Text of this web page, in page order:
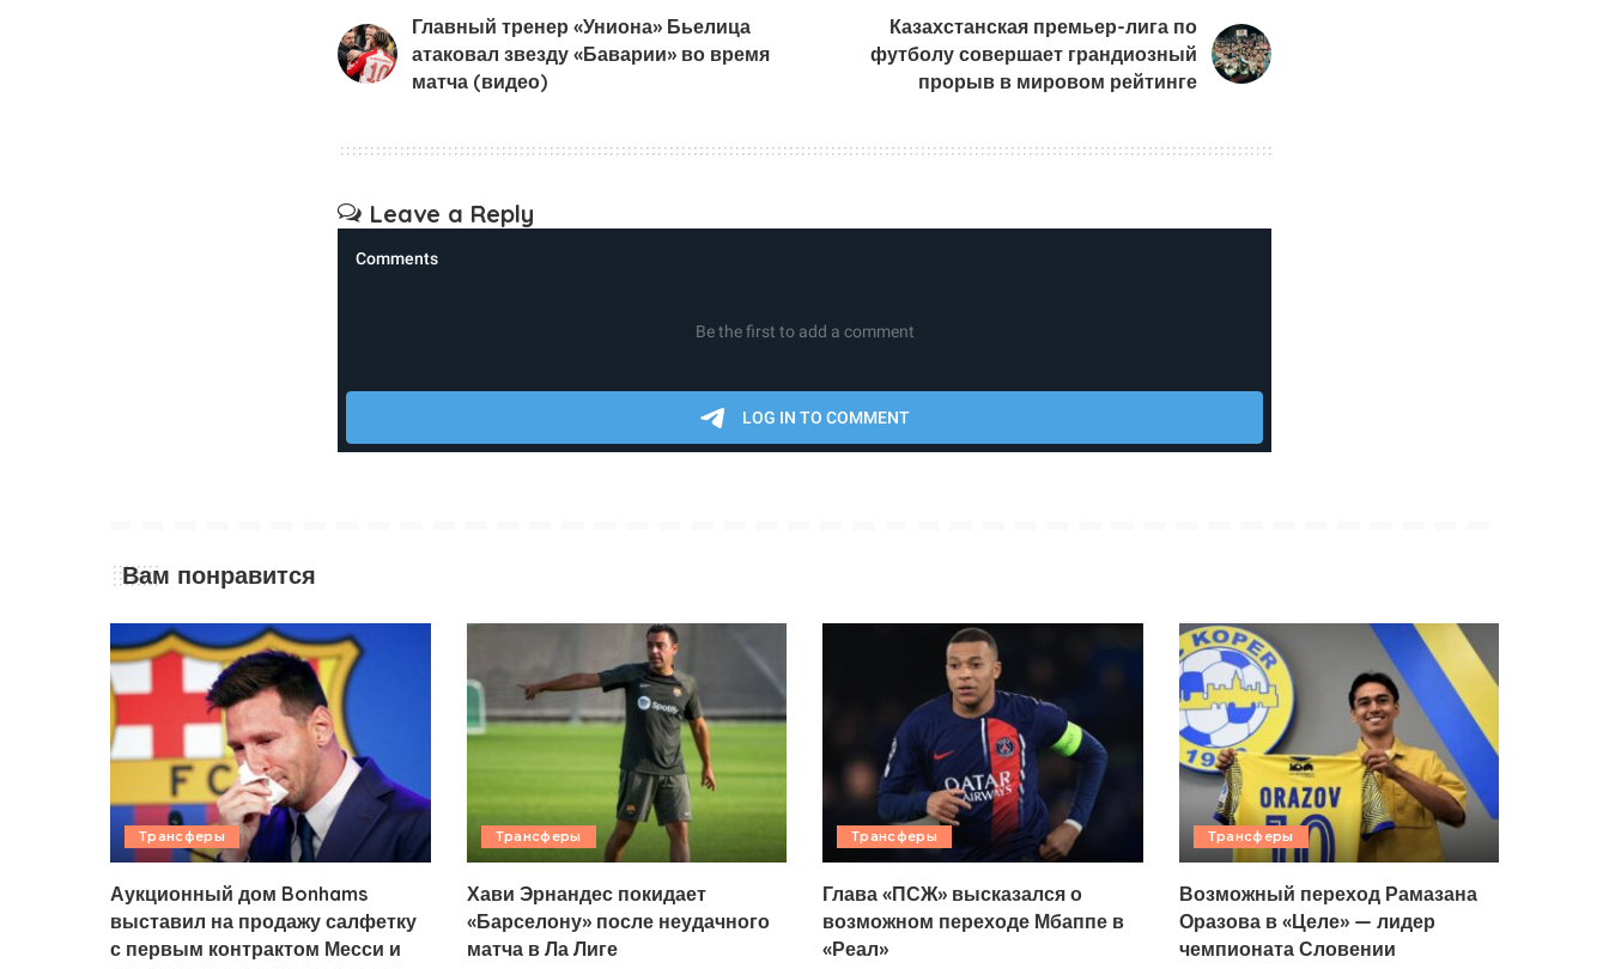
Главный тренер «Униона» Бьелица
атаковал звезду «Баварии» во время
матча (видео)
Казахстанская премьер-лига по
футболу совершает грандиозный
прорыв в мировом рейтинге
Leave a Reply
Вам понравится
Трансферы
Аукционный дом Bonhams
выставил на продажу салфетку
с первым контрактом Месси и
Трансферы
Хави Эрнандес покидает
«Барселону» после неудачного
матча в Ла Лиге
Трансферы
Глава «ПСЖ» высказался о
возможном переходе Мбаппе в
«Реал»
Трансферы
Возможный переход Рамазана
Оразова в «Целе» — лидер
чемпионата Словении